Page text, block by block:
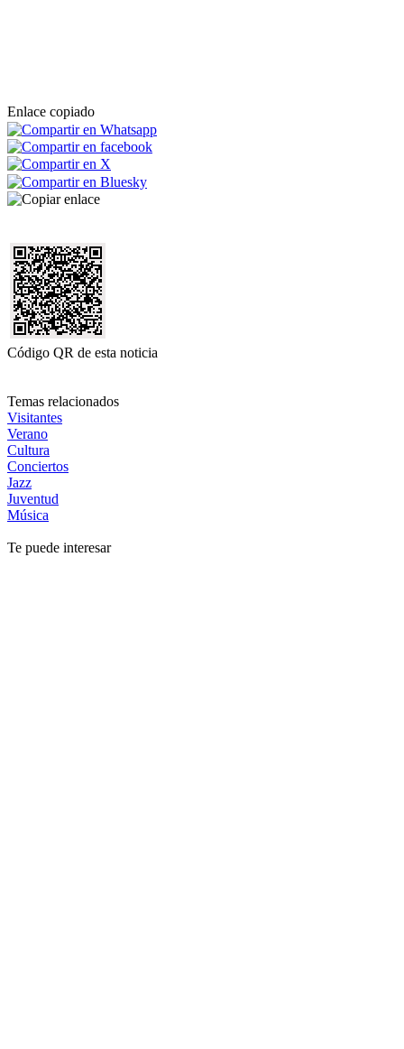
Enlace copiado
Código QR de esta noticia
Temas relacionados
Visitantes
Verano
Cultura
Conciertos
Jazz
Juventud
Música
Te puede interesar